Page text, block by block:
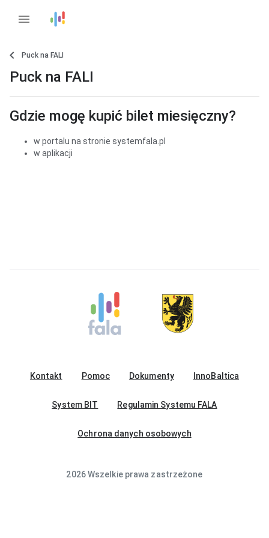
menu
Puck na FALI
Puck na FALI
Gdzie mogę kupić bilet miesięczny?
w portalu na stronie systemfala.pl
w aplikacji
Kontakt Pomoc Dokumenty InnoBaltica
System BIT Regulamin Systemu FALA
Ochrona danych osobowych
2026 Wszelkie prawa zastrzeżone